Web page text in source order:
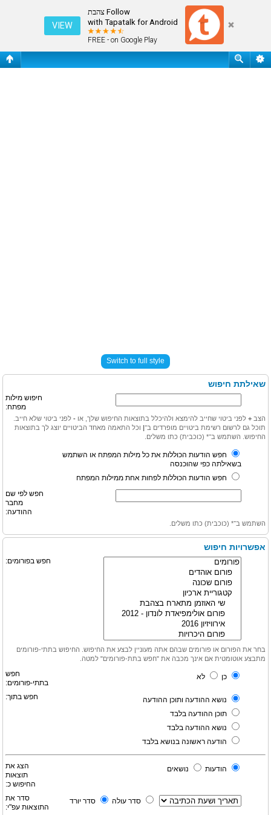
Follow צהבת
with Tapatalk for Android
FREE - on Google Play
VIEW
חיפוש
Switch to full style
שאילתת חיפוש
חיפוש מילות
מפתח:
הצב + לפני ביטוי שחייב להימצא ולהיכלל בתוצאות החיפוש שלך, או - לפני ביטוי שלא חייב.
תוכל גם לרשום רשימת ביטויים מופרדים ב־ וכל התאמה מאחד הביטויים יוצג לך בתוצאות
החיפוש. השתמש ב־* (כוכבית) כתו משלים.
חפש הודעות הכוללות את כל מילות המפתח או השתמש
בשאילתה כפי שהוכנסה
חפש הודעות הכוללות לפחות אחת ממילות המפתח
חפש לפי שם
מחבר
ההודעה:
השתמש ב־* (כוכבית) כתו משלים.
אפשרויות חיפוש
חפש בפורומים:
בחר את הפורום או פורומים שבהם אתה מעוניין לבצע את החיפוש. החיפוש בתתי-פורומים
מתבצע אוטומטית אם אינך מכבה את "חפש בתת-פורומים" למטה.
חפש
בתתי-פורומים:
כן לא
חפש בתוך:
נושא ההודעה ותוכן ההודעה
תוכן ההודעה בלבד
נושא ההודעה בלבד
הודעה ראשונה בנושא בלבד
הצג את
תוצאות
החיפוש כ:
הודעות נושאים
סדר את
התוצאות עפ"י:
סדר עולה סדר יורד